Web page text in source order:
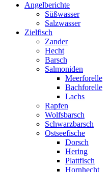
Angelberichte
Süßwasser
Salzwasser
Zielfisch
Zander
Hecht
Barsch
Salmoniden
Meerforelle
Bachforelle
Lachs
Rapfen
Wolfsbarsch
Schwarzbarsch
Ostseefische
Dorsch
Hering
Plattfisch
Hornhecht